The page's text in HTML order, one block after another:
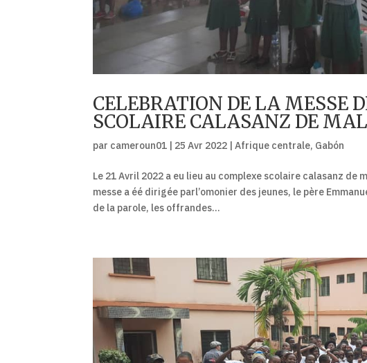
CELEBRATION DE LA MESSE
SCOLAIRE CALASANZ DE
par cameroun01 | 25 Avr 2022 |Afrique centrale, Gabón
Le 21 Avril 2022 a eu lieu au complexe scolaire calasanz de
messe a éé dirigée parl’omonier des jeunes, le père
de la parole, les offrandes...